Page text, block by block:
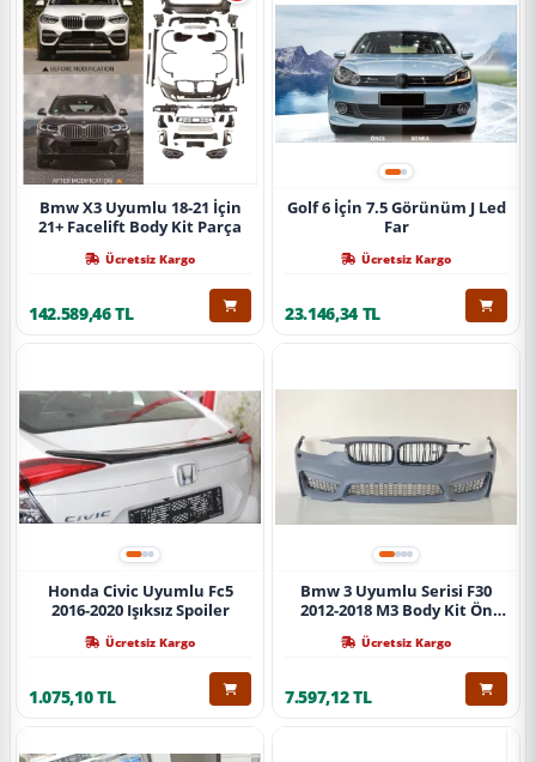
Bmw X3 Uyumlu 18-21 İçin
21+ Facelift Body Kit Parça
Ücretsiz Kargo
142.589,46 TL
Golf 6 İçi̇n 7.5 Görünüm J Led
Far
Ücretsiz Kargo
23.146,34 TL
Honda Civic Uyumlu Fc5
2016-2020 Işıksız Spoiler
Ücretsiz Kargo
1.075,10 TL
Bmw 3 Uyumlu Serisi F30
2012-2018 M3 Body Kit Ön
Ücretsiz Kargo
7.597,12 TL